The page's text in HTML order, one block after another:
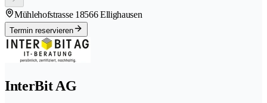
Mühlehofstrasse 18566 Ellighausen
Termin reservieren
InterBit AG